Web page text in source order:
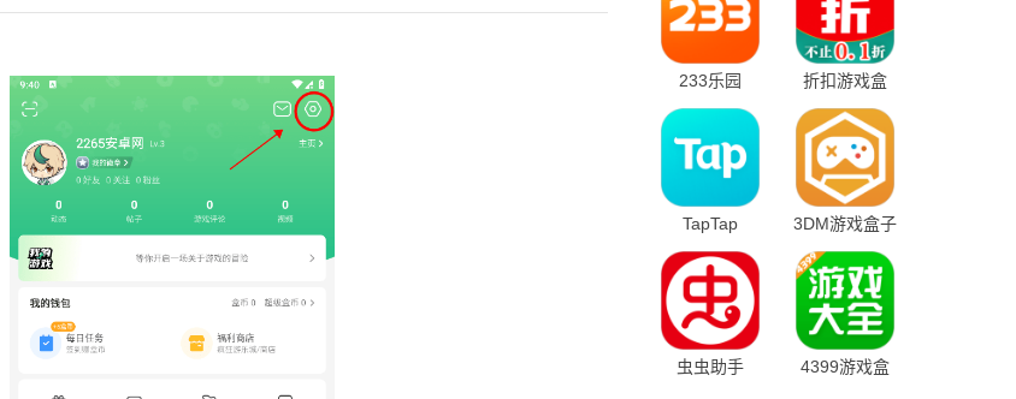
233乐园
4.81.0.0-
4818767 最新
版
折扣游戏盒
1.0.5 官方版
TapTap
2.93.2-
rel#100000 最
新版
3DM游戏盒子
1.1
虫虫助手
4399游戏盒